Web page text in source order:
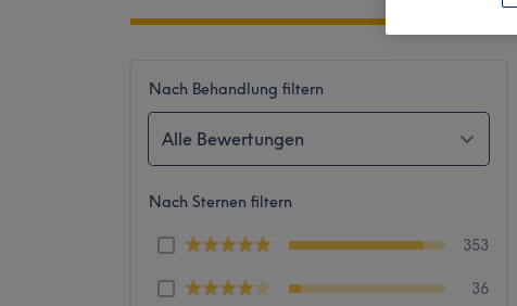
Nach Behandlung filtern
Alle Bewertungen
Nach Sternen filtern
353
36